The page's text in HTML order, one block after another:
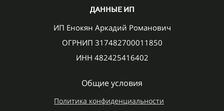
ДАННЫЕ ИП
ИП Енокян Аркадий Романович
ОГРНИП 317482700011850
ИНН 482425416402
Общие условия
Политика конфиденциальности